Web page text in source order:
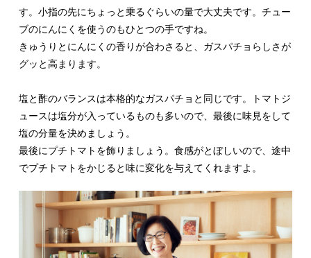
す。小指の先にちょっと乗るぐらいの量で大丈夫です。チュー
ブのにんにくを使うのもひとつの手ですね。
きゅうりとにんにくの香りが合わさると、ガスパチョらしさが
グッと高まります。
塩と酢のバランスは本格的なガスパチョと同じです。トマトジ
ュースは塩分が入っているものも多いので、最後に味見をして
塩の分量を決めましょう。
最後にプチトマトを飾りましょう。食感がとぼしいので、途中
でプチトマトをかじると味に変化を与えてくれますよ。